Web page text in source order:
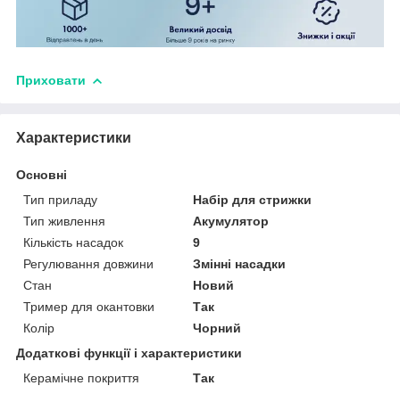
Приховати
Характеристики
Основні
Тип приладу
Набір для стрижки
Тип живлення
Акумулятор
Кількість насадок
9
Регулювання довжини
Змінні насадки
Стан
Новий
Тример для окантовки
Так
Колір
Чорний
Додаткові функції і характеристики
Керамічне покриття
Так